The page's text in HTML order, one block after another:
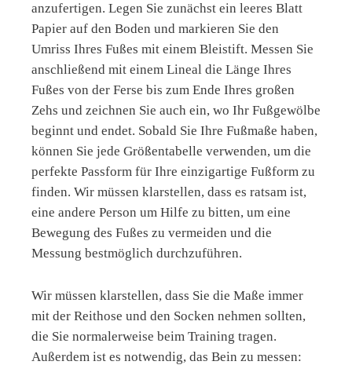
anzufertigen. Legen Sie zunächst ein leeres Blatt
Papier auf den Boden und markieren Sie den
Umriss Ihres Fußes mit einem Bleistift. Messen Sie
anschließend mit einem Lineal die Länge Ihres
Fußes von der Ferse bis zum Ende Ihres großen
Zehs und zeichnen Sie auch ein, wo Ihr Fußgewölbe
beginnt und endet. Sobald Sie Ihre Fußmaße haben,
können Sie jede Größentabelle verwenden, um die
perfekte Passform für Ihre einzigartige Fußform zu
finden. Wir müssen klarstellen, dass es ratsam ist,
eine andere Person um Hilfe zu bitten, um eine
Bewegung des Fußes zu vermeiden und die
Messung bestmöglich durchzuführen.
Wir müssen klarstellen, dass Sie die Maße immer
mit der Reithose und den Socken nehmen sollten,
die Sie normalerweise beim Training tragen.
Außerdem ist es notwendig, das Bein zu messen: